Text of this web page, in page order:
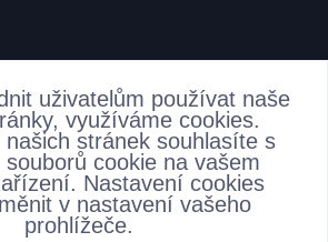
uživatelům používat naše
využíváme cookies.
stránek souhlasíte s
cookie na vašem
Nastavení cookies
v nastavení vašeho
prohlížeče.